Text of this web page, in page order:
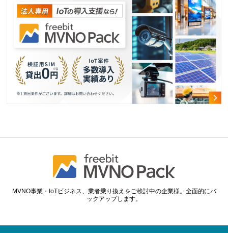
MVNO事業・IoTビジネス、業者乗り換えをご検討中の企業様。全面的にバ
ックアップします。